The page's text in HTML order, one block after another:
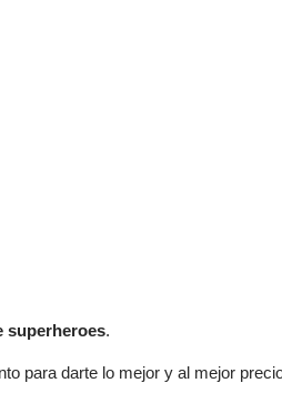
superheroes.
para darte lo mejor y al mejor